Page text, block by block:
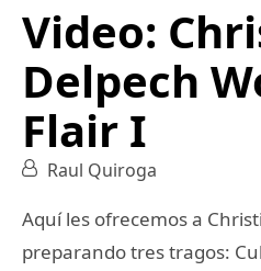
Video:
Delpech
Flair I
Raul Quiroga
Aquí les ofrecemos a
preparando tres tragos: